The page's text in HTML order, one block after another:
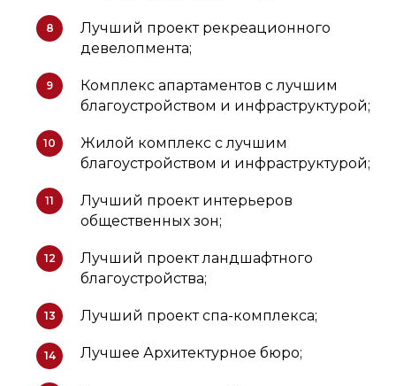
Лучшее Архитектурное бюро;
14
Лучший проект спа-комплекса;
13
Лучший проект ландшафтного
благоустройства;
12
Лучший проект интерьеров
общественных зон;
11
Жилой комплекс с лучшим
благоустройством и инфраструктурой;
10
Комплекс апартаментов с лучшим
благоустройством и инфраструктурой;
9
Лучший проект рекреационного
девелопмента;
8